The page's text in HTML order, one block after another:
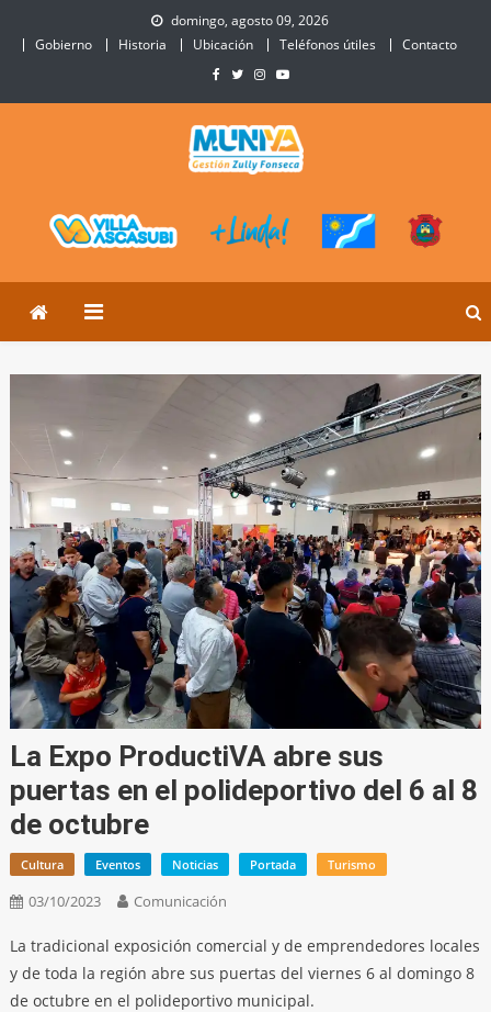
domingo, agosto 09, 2026
Gobierno
Historia Ubicación Teléfonos útiles Contacto
Ascasubi
La Expo ProductiVA abre sus
puertas en el polideportivo del 6 al 8
de octubre
Cultura Eventos Noticias Portada Turismo
03/10/2023 Comunicación
La tradicional exposición comercial y de emprendedores locales
y de toda la región abre sus puertas del viernes 6 al domingo 8
de octubre en el polideportivo municipal.